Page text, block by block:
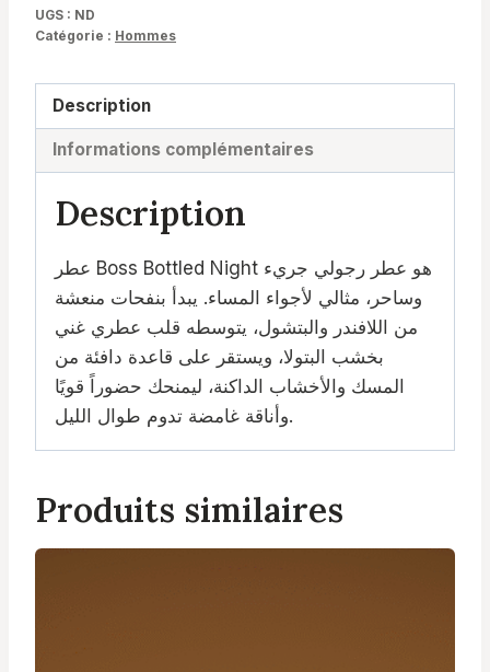
By
Night
UGS : ND
Catégorie : Hommes
Description
Informations complémentaires
Description
عطر Boss Bottled Night هو عطر رجولي جريء
وساحر، مثالي لأجواء المساء. يبدأ بنفحات منعشة
من اللافندر والبتشول، يتوسطه قلب عطري غني
بخشب البتولا، ويستقر على قاعدة دافئة من
المسك والأخشاب الداكنة، ليمنحك حضوراً قويًا
وأناقة غامضة تدوم طوال الليل.
Produits similaires